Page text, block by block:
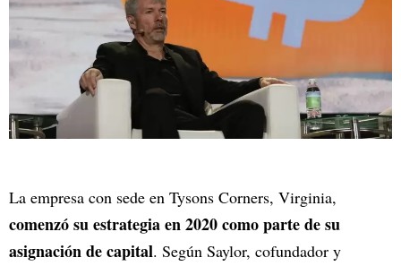
La empresa con sede en Tysons Corners, Virginia,
comenzó su estrategia en 2020 como parte de su
asignación de capital. Según Saylor, cofundador y